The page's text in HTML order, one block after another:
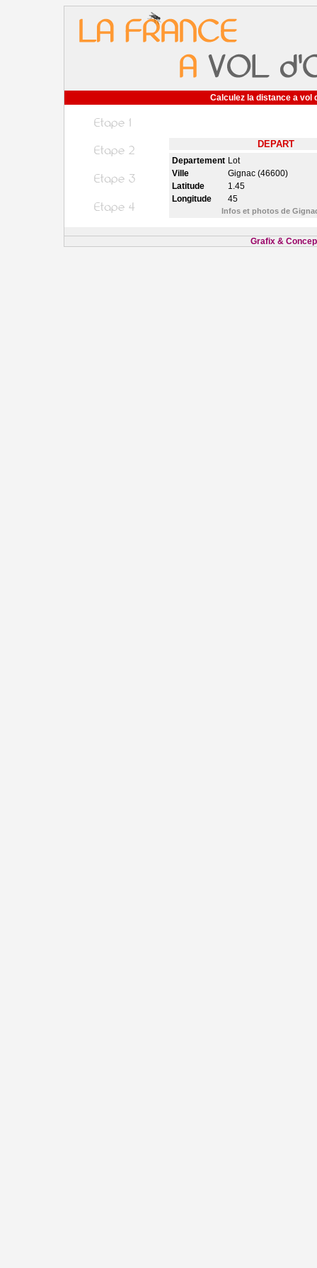
Calculez la distance a vol
DEPART
Departement Lot
Ville
Gignac (46600)
Latitude
1.45
Longitude
45
Infos et photos de
Grafix &